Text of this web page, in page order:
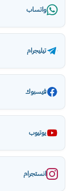
واتساب
تيليجرام
فيسبوك
يوتيوب
انستجرام